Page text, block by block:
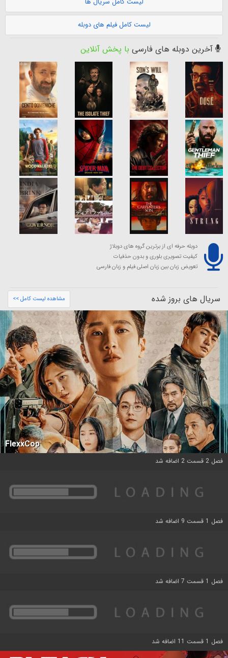
لیست کامل فیلم های دوبله
آخرین دوبله های فارسی با پخش آنلاین
دوبله حرفه ای از برترین گروه های دوبلاژ
کیفیت تصویری بلوری و بدون حذفیات
تعویض زبان بین زبان اصلی فیلم و زبان فارسی
سریال های بروز شده مشاهده لیست کامل >>
FlexxCop
فصل 2 قسمت 2 اضافه شد
فصل 1 قسمت 9 اضافه شد
فصل 1 قسمت 7 اضافه شد
فصل 1 قسمت 11 اضافه شد